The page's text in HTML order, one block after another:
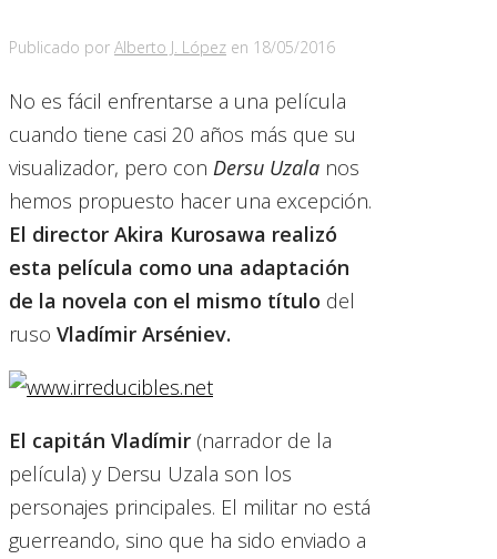
Publicado por Alberto J. López en 18/05/2016
No es fácil enfrentarse a una película
cuando tiene casi 20 años más que su
visualizador, pero con Dersu Uzala nos
hemos propuesto hacer una excepción.
El director Akira Kurosawa realizó
esta película como una adaptación
de la novela con el mismo título del
ruso Vladímir Arséniev.
El capitán Vladímir (narrador de la
película) y Dersu Uzala son los
personajes principales. El militar no está
guerreando, sino que ha sido enviado a